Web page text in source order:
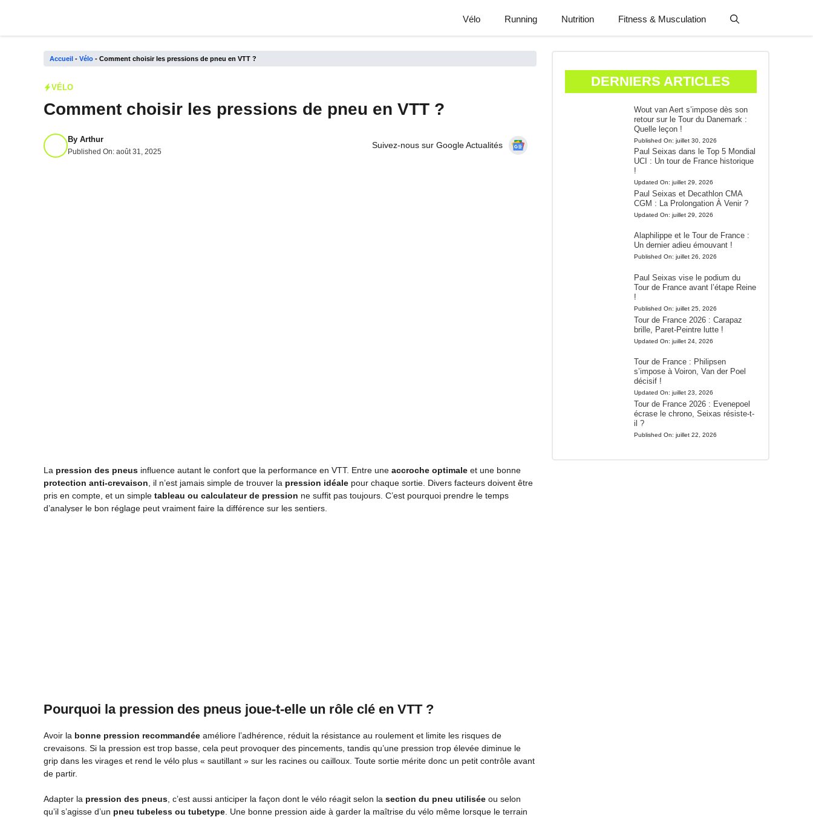
Vélo Running Nutrition Fitness & Musculation
Accueil - Vélo - Comment choisir les pressions de pneu en VTT ?
VÉLO
Comment choisir les pressions de pneu en VTT ?
By Arthur
Published On: août 31, 2025
Suivez-nous sur Google Actualités
La pression des pneus influence autant le confort que la performance en VTT. Entre une accroche optimale et une bonne
protection anti-crevaison , il n’est jamais simple de trouver la pression idéale pour chaque sortie. Divers facteurs doivent être
pris en compte, et un simple tableau ou calculateur de pression ne suffit pas toujours. C’est pourquoi prendre le temps
d’analyser le bon réglage peut vraiment faire la différence sur les sentiers.
Pourquoi la pression des pneus joue-t-elle un rôle clé en VTT ?
Avoir la bonne pression recommandée améliore l’adhérence, réduit la résistance au roulement et limite les risques de
crevaisons. Si la pression est trop basse, cela peut provoquer des pincements, tandis qu’une pression trop élevée diminue le
grip dans les virages et rend le vélo plus « sautillant » sur les racines ou cailloux. Toute sortie mérite donc un petit contrôle avant
de partir.
Adapter la pression des pneus , c’est aussi anticiper la façon dont le vélo réagit selon la section du pneu utilisée ou selon
qu’il s’agisse d’un pneu tubeless ou tubetype . Une bonne pression aide à garder la maîtrise du vélo même lorsque le terrain
DERNIERS ARTICLES
Wout van Aert s’impose dès son
retour sur le Tour du Danemark :
Quelle leçon !
Published On: juillet 30, 2026
Paul Seixas dans le Top 5 Mondial
UCI : Un tour de France historique
!
Updated On: juillet 29, 2026
Paul Seixas et Decathlon CMA
CGM : La Prolongation À Venir ?
Updated On: juillet 29, 2026
Alaphilippe et le Tour de France :
Un dernier adieu émouvant !
Published On: juillet 26, 2026
Paul Seixas vise le podium du
Tour de France avant l’étape Reine
!
Published On: juillet 25, 2026
Tour de France 2026 : Carapaz
brille, Paret-Peintre lutte !
Updated On: juillet 24, 2026
Tour de France : Philipsen
s’impose à Voiron, Van der Poel
décisif !
Updated On: juillet 23, 2026
Tour de France 2026 : Evenepoel
écrase le chrono, Seixas résiste-t-
il ?
Published On: juillet 22, 2026